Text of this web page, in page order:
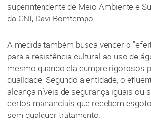
superintendente de Meio Ambiente e
da CNI, Davi Bomtempo.
A medida também busca vencer o
para a resistência cultural ao uso de
mesmo quando ela cumpre rigorosos
qualidade. Segundo a entidade, o
alcança níveis de segurança iguais ou
certos mananciais que recebem
sem qualquer tratamento.